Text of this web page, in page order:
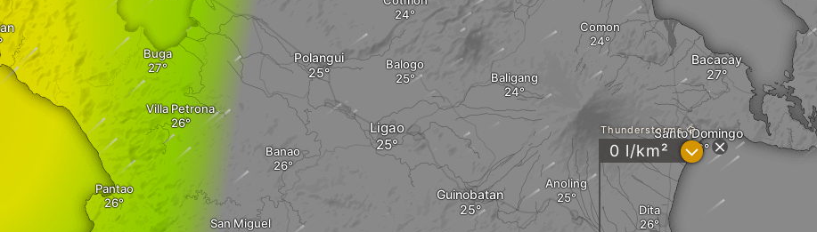
Dita
Anoling
Guinobatan
Santo Domingo
Baligang
Comon
Bacacay
Banao
San Miguel
Ligao
Balogo
Polangui
Pantao
Buga
Villa Petrona
Thunderstorms
0 l/km² ?